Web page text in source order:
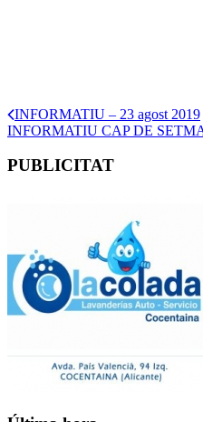
INFORMATIU – 23 agost 2019
INFORMATIU CAP DE
PUBLICITAT